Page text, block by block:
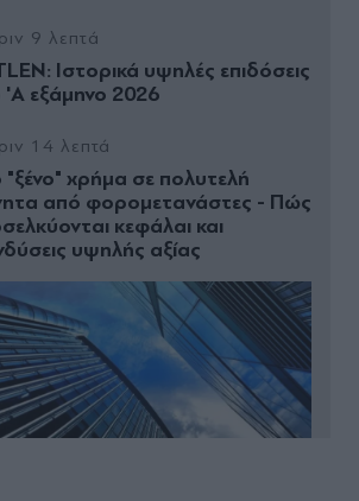
9 λεπτά
Ιστορικά υψηλές επιδόσεις
'A εξάμηνο 2026
14 λεπτά
χρήμα σε πολυτελή
από φορομετανάστες - Πώς
κεφάλαι και
υψηλής αξίας